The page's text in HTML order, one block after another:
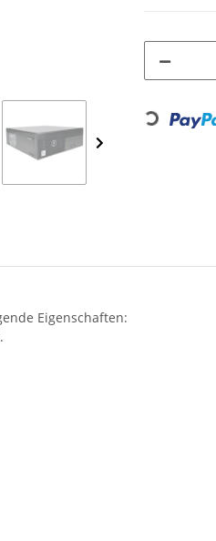
Loading...
Eigenschaften: